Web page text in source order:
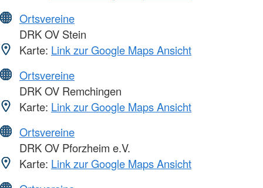
Ortsvereine
DRK OV Stein
Karte: Link zur Google Maps Ansicht
Ortsvereine
DRK OV Remchingen
Karte: Link zur Google Maps Ansicht
Ortsvereine
DRK OV Pforzheim e.V.
Karte: Link zur Google Maps Ansicht